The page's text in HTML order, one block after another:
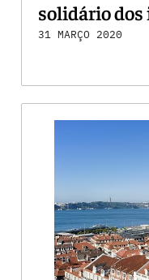
solidário
31 MARÇO 2020